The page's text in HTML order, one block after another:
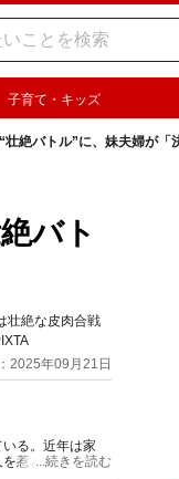
子育て・キッズ
絶バトル”に、妹夫婦が「
バト
壮絶な皮肉合戦
2025年09月21日
る。近年は家
惹きつける愛と
...続きを読む